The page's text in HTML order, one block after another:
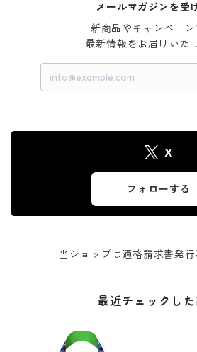
メールマガジンを受
新商品やキャンペーン
最新情報をお届けいた
X
フォローする
当ショップは適格請求書発行
最近チェックした